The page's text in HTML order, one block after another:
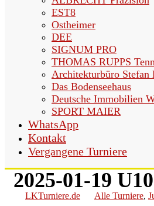
EST8
Ostheimer
DEE
SIGNUM PRO
THOMAS RUPPS
Architekturbüro Stefan
Das Bodenseehaus
Deutsche Immobilien
SPORT MAIER
WhatsApp
Kontakt
Vergangene Turniere
2025-01-19
LKTurniere.de Alle Turniere,